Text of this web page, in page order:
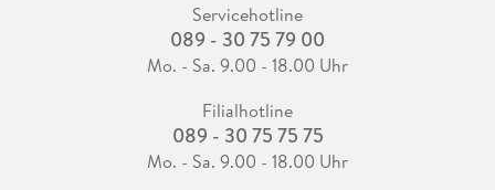
Servicehotline
089 - 30 75 79 00
Mo. - Sa. 9.00 - 18.00 Uhr
Filialhotline
089 - 30 75 75 75
Mo. - Sa. 9.00 - 18.00 Uhr